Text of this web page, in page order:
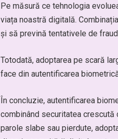
Pe măsură ce tehnologia
viața noastră digitală.
și să prevină tentativele de
Totodată, adoptarea pe scară
face din autentificarea
În concluzie, autentificarea
combinând securitatea
parole slabe sau pierdute,